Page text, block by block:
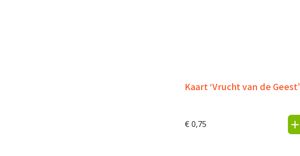
Kaart ‘Vrucht van de Geest’
€ 0,75